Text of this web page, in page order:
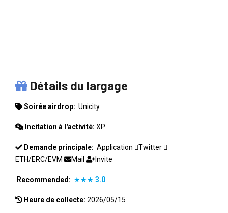
Détails du largage
Soirée airdrop: Unicity
Incitation à l'activité: XP
Demande principale: Application
Twitter
ETH/ERC/EVM
Mail Invite
Recommended: ★★★ 3.0
Heure de collecte: 2026/05/15